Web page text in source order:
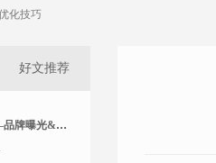
化技巧
好文推荐
犀牛云网赢战车SEO——品牌曝光&精准营销双管齐下